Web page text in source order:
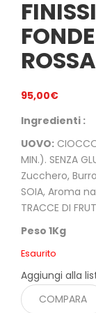
95,00€
Ingredienti :
UOVO:
MIN.). SENZA
Zucchero,
SOIA, Aroma
TRACCE DI
Peso 1Kg
Esaurito
Aggiungi alla
COMPARA